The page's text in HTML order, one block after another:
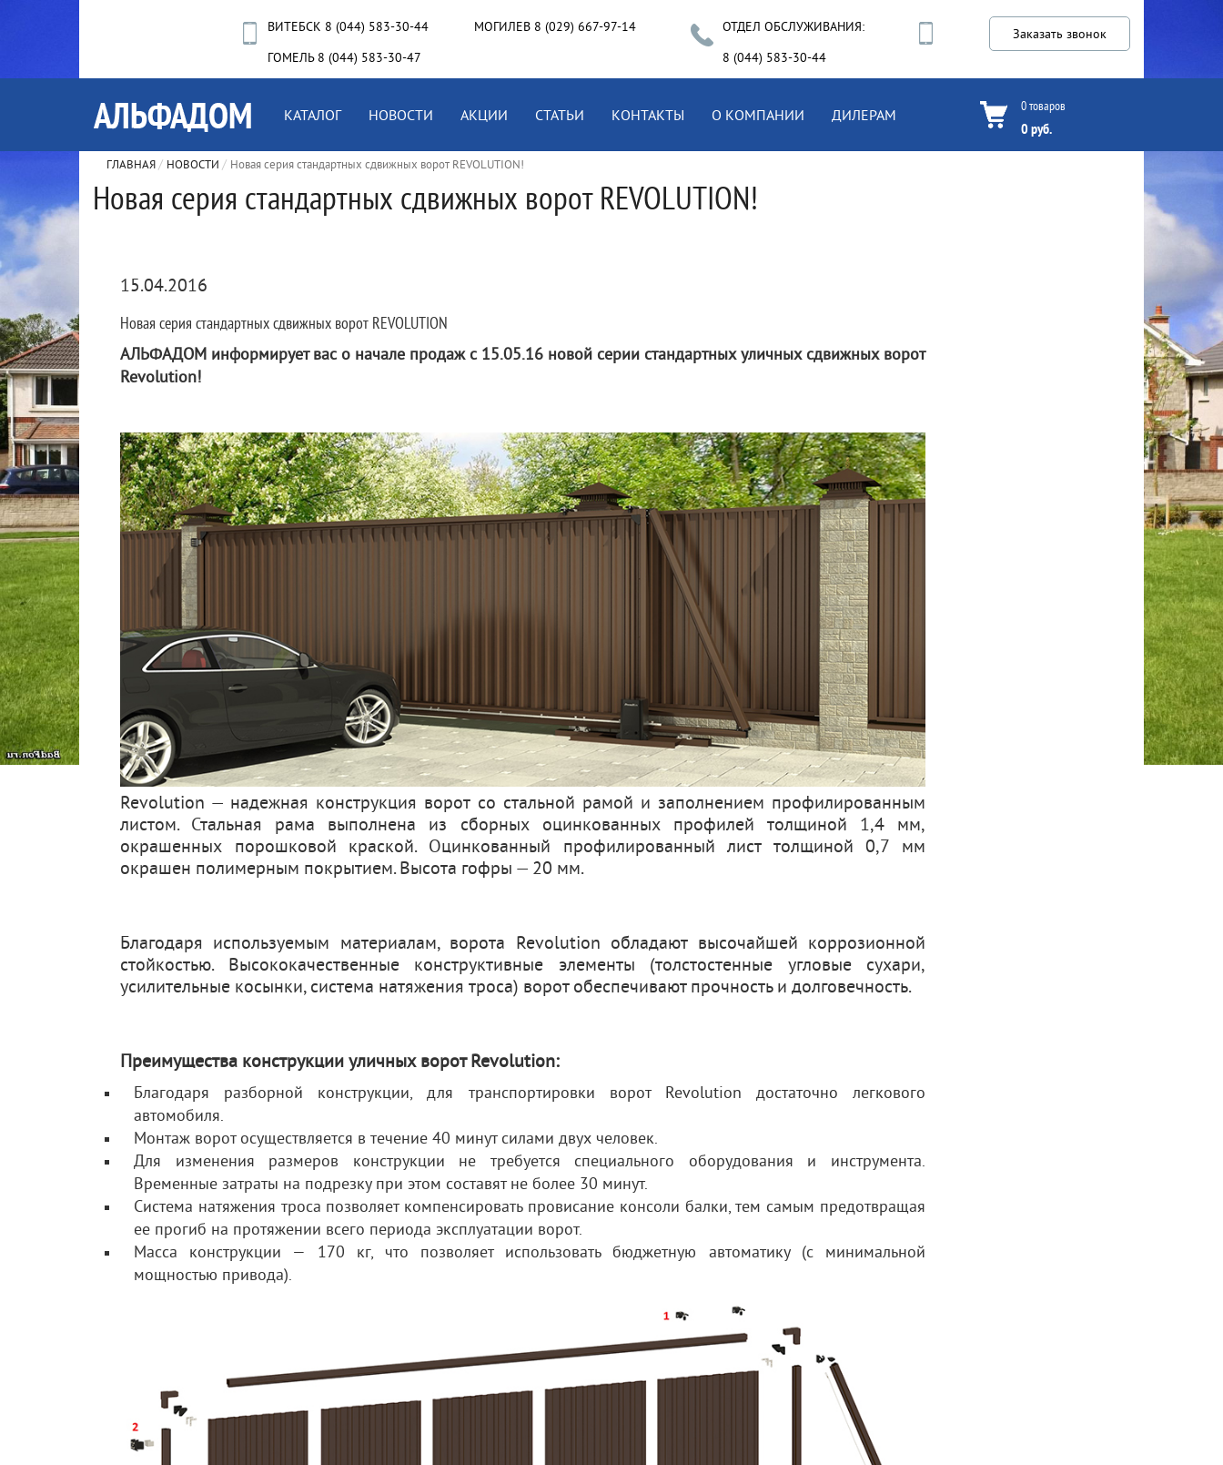
Заказать звонок
ОТДЕЛ ОБСЛУЖИВАНИЯ:
8 (044) 583-30-44
МОГИЛЕВ 8 (029) 667-97-14
ВИТЕБСК 8 (044) 583-30-44
ГОМЕЛЬ 8 (044) 583-30-47
КАТАЛОГ НОВОСТИ АКЦИИ СТАТЬИ КОНТАКТЫ О КОМПАНИИ ДИЛЕРАМ
0 товаров
0 руб.
ГЛАВНАЯ НОВОСТИ Новая серия стандартных сдвижных ворот REVOLUTION!
Новая серия стандартных сдвижных ворот REVOLUTION!
15.04.2016
Новая серия стандартных сдвижных ворот REVOLUTION
АЛЬФАДОМ информирует вас о начале продаж с 15.05.16 новой серии стандартных уличных сдвижных ворот
Revolution!
Revolution — надежная конструкция ворот со стальной рамой и заполнением профилированным
листом. Стальная рама выполнена из сборных оцинкованных профилей толщиной 1,4 мм,
окрашенных порошковой краской. Оцинкованный профилированный лист толщиной 0,7 мм
окрашен полимерным покрытием. Высота гофры — 20 мм.
Благодаря используемым материалам, ворота Revolution обладают высочайшей коррозионной
стойкостью. Высококачественные конструктивные элементы (толстостенные угловые сухари,
усилительные косынки, система натяжения троса) ворот обеспечивают прочность и долговечность.
Преимущества конструкции уличных ворот Revolution:
Благодаря разборной конструкции, для транспортировки ворот Revolution достаточно легкового
автомобиля.
Монтаж ворот осуществляется в течение 40 минут силами двух человек.
Для изменения размеров конструкции не требуется специального оборудования и инструмента.
Временные затраты на подрезку при этом составят не более 30 минут.
Система натяжения троса позволяет компенсировать провисание консоли балки, тем самым предотвращая
ее прогиб на протяжении всего периода эксплуатации ворот.
Масса конструкции — 170 кг, что позволяет использовать бюджетную автоматику (с минимальной
мощностью привода).